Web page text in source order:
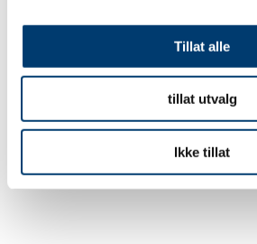
Tillat alle
tillat utvalg
Ikke tillat